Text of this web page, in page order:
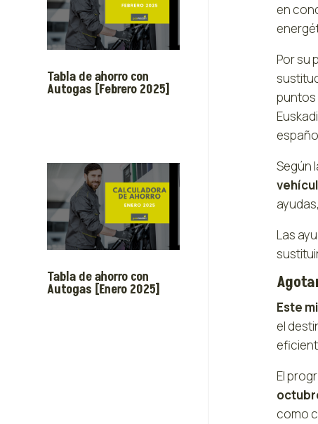
Tabla de ahorro con
Autogas [Febrero 2025]
Tabla de ahorro con
Autogas [Enero 2025]
en
Por su
puntos
Según
Las
Este
el
El
como